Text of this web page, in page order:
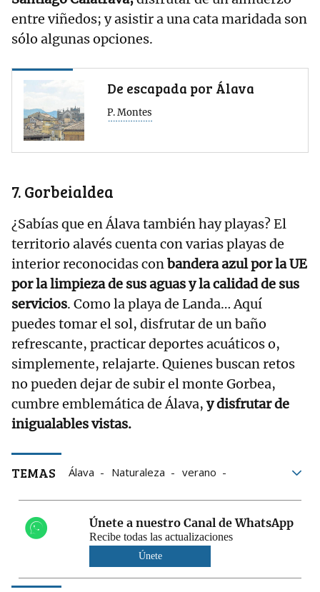
entre viñedos; y asistir a una cata maridada son
sólo algunas opciones.
De escapada por Álava
P. Montes
7. Gorbeialdea
¿Sabías que en Álava también hay playas? El
territorio alavés cuenta con varias playas de
interior reconocidas conbandera azul por la UE
por la limpieza de sus aguas y la calidad de sus
servicios. Como la playa de Landa… Aquí
puedes tomar el sol, disfrutar de un baño
refrescante, practicar deportes acuáticos o,
simplemente, relajarte. Quienes buscan retos
no pueden dejar de subir el monte Gorbea,
cumbre emblemática de Álava, y disfrutar de
inigualables vistas.
TEMAS Álava Naturaleza
verano
Turismo verano 2025
Únete a nuestro Canal de WhatsApp
Recibe todas las actualizaciones
Únete